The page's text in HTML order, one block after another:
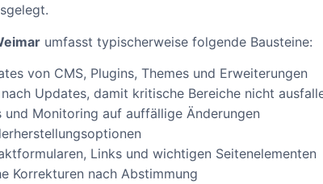
umfasst typischerweise folgende Bausteine:
von CMS, Plugins, Themes und Erweiterungen
Updates, damit kritische Bereiche nicht
und Monitoring auf auffällige Änderungen
Links und wichtigen Seitenelementen
Korrekturen nach Abstimmung